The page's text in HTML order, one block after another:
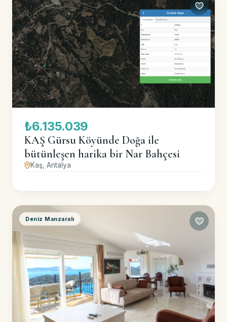
₺6.135.039
KAŞ Gürsu Köyünde Doğa ile
bütünleşen harika bir Nar Bahçesi
Kaş, Antalya
Deniz Manzaralı